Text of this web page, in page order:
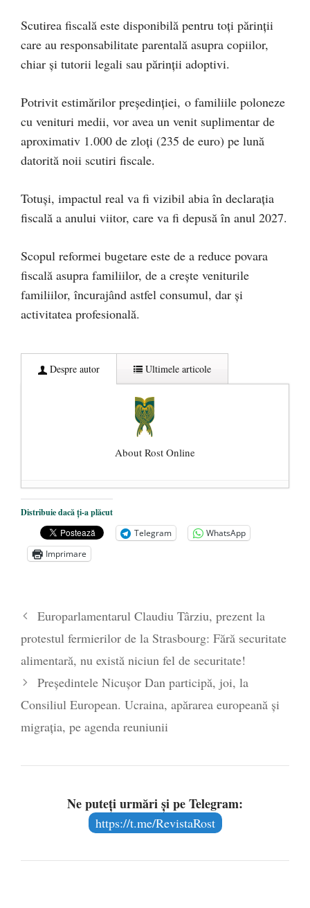
Scutirea fiscală este disponibilă pentru toți părinții
care au responsabilitate parentală asupra copiilor,
chiar și tutorii legali sau părinții adoptivi.
Potrivit estimărilor președinției, o familiile poloneze
cu venituri medii, vor avea un venit suplimentar de
aproximativ 1.000 de zloți (235 de euro) pe lună
datorită noii scutiri fiscale.
Totuși, impactul real va fi vizibil abia în declarația
fiscală a anului viitor, care va fi depusă în anul 2027.
Scopul reformei bugetare este de a reduce povara
fiscală asupra familiilor, de a crește veniturile
familiilor, încurajând astfel consumul, dar și
activitatea profesională.
Despre autor Ultimele articole
About Rost Online
Dezvăluiri cutremurătoare despre
președintele Ucrainei, Volodymyr
Zelensky
- 13 mai 2026
Statul care servește Națiunea
poetului Octavian Goga, înlăturat din Iași
- 16 aprilie 2026
Distribuie dacă ți-a plăcut
Telegram
WhatsApp
Imprimare
Europarlamentarul Claudiu Târziu, prezent la
protestul fermierilor de la Strasbourg: Fără securitate
alimentară, nu există niciun fel de securitate!
Președintele Nicușor Dan participă, joi, la
Consiliul European. Ucraina, apărarea europeană și
migrația, pe agenda reuniunii
Ne puteți urmări și pe Telegram:
https://t.me/RevistaRost